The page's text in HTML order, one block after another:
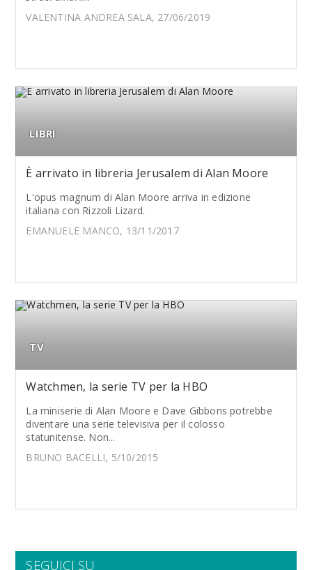
VALENTINA ANDREA SALA, 27/06/2019
LIBRI
È arrivato in libreria Jerusalem di Alan Moore
L'opus magnum di Alan Moore arriva in edizione
italiana con Rizzoli Lizard.
EMANUELE MANCO, 13/11/2017
TV
Watchmen, la serie TV per la HBO
La miniserie di Alan Moore e Dave Gibbons potrebbe
diventare una serie televisiva per il colosso
statunitense. Non...
BRUNO BACELLI, 5/10/2015
SEGUICI SU